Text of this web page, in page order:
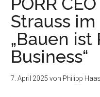
Strauss
„Bauen ist
Business“
7. April 2025 von Philipp Haas